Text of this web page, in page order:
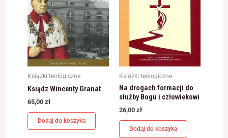
Książki teologiczne
Ksiądz Wincenty Granat
65,00 zł
Dodaj do koszyka
Książki teologiczne
Na drogach formacji do
służby Bogu i człowiekowi
26,00 zł
Dodaj do koszyka